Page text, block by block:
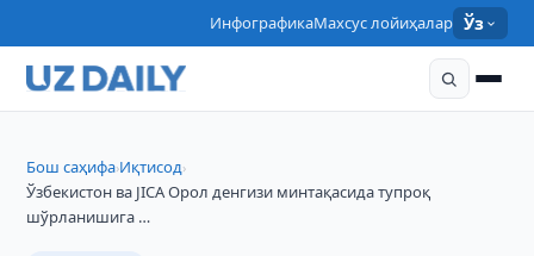
ИнфографикаМахсус лойиҳалар Ўз
Бош саҳифа›Иқтисод›
Ўзбекистон ва JICА Орол денгизи минтақасида тупроқ
шўрланишига …